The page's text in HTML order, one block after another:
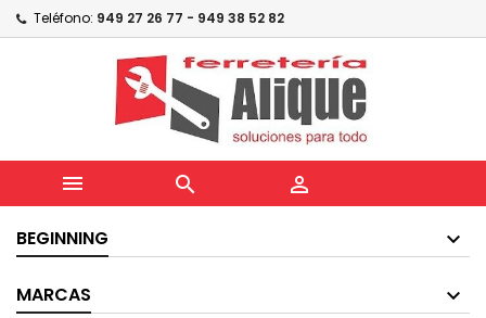
Teléfono: 949 27 26 77 - 949 38 52 82
  
BEGINNING
MARCAS